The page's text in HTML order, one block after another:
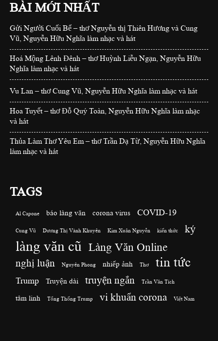
BÀI MỚI NHẤT
Gửi Người Cuối Bể – thơ Nguyễn thị Thiên Hương và Cung
Vũ, Nguyễn Hữu Nghĩa làm nhạc và hát
Hoá Mộng Lênh Đênh – thơ Huỳnh Liễu Ngạn, Nguyễn Hữu
Nghĩa làm nhạc và hát
Vu Lan – thơ Cung Vũ, Nguyễn Hữu Nghĩa làm nhạc và hát
Hoa Tuyết – thơ Đỗ Quý Toàn, Nguyễn Hữu Nghĩa làm nhạc
và hát
Thủa Làm Thơ Yêu Em – thơ Trần Dạ Từ, Nguyễn Hữu Nghĩa
làm nhạc và hát
TAGS
Al Capone báo làng văn corona virus COVID-19
Cung Vũ Dương Thị Vành Khuyên Kim Xuân Nguyễn kiến thức ký
làng văn cũ Làng Văn Online
nghị luận Nguyên Phong nhiếp ảnh Thơ tin tức
Trump Truyện dài truyện ngắn Trần Văn Tích
tâm linh Tổng Thống Trump vi khuẩn corona Việt Nam